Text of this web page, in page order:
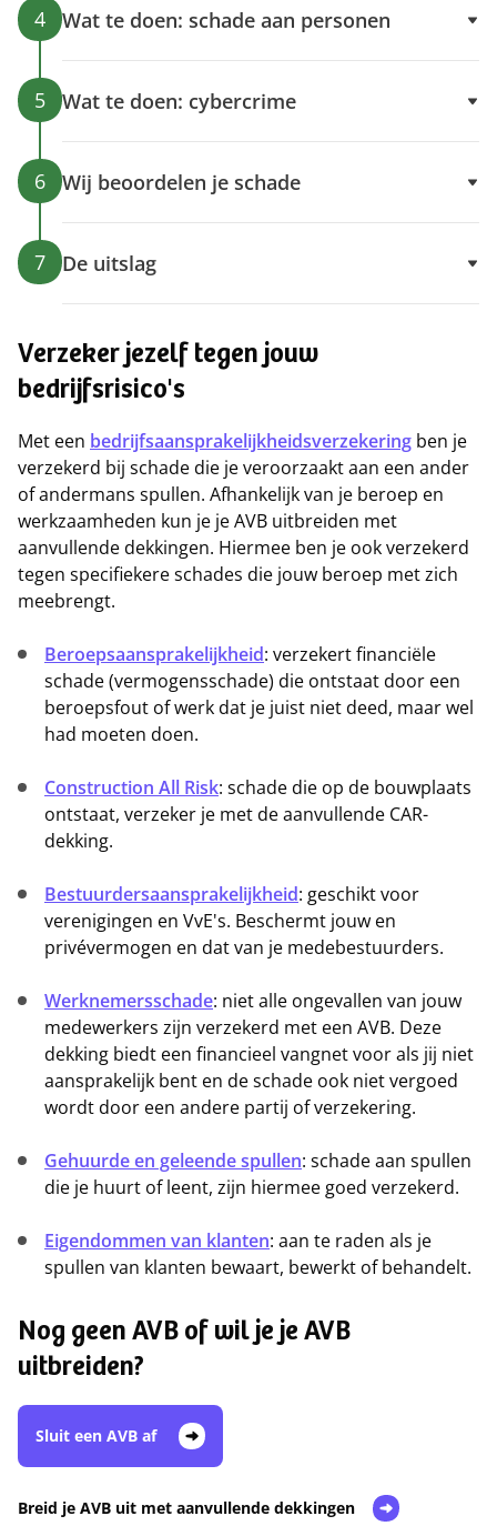
4 Wat te doen: schade aan personen
5 Wat te doen: cybercrime
6 Wij beoordelen je schade
7 De uitslag
Verzeker jezelf tegen jouw
bedrijfsrisico's
Met een bedrijfsaansprakelijkheidsverzekering ben je
verzekerd bij schade die je veroorzaakt aan een ander
of andermans spullen. Afhankelijk van je beroep en
werkzaamheden kun je je AVB uitbreiden met
aanvullende dekkingen. Hiermee ben je ook verzekerd
tegen specifiekere schades die jouw beroep met zich
meebrengt.
Beroepsaansprakelijkheid: verzekert financiële
schade (vermogensschade) die ontstaat door een
beroepsfout of werk dat je juist niet deed, maar wel
had moeten doen.
Construction All Risk: schade die op de bouwplaats
ontstaat, verzeker je met de aanvullende CAR-
dekking.
Bestuurdersaansprakelijkheid: geschikt voor
verenigingen en VvE's. Beschermt jouw en
privévermogen en dat van je medebestuurders.
Werknemersschade: niet alle ongevallen van jouw
medewerkers zijn verzekerd met een AVB. Deze
dekking biedt een financieel vangnet voor als jij niet
aansprakelijk bent en de schade ook niet vergoed
wordt door een andere partij of verzekering.
Gehuurde en geleende spullen: schade aan spullen
die je huurt of leent, zijn hiermee goed verzekerd.
Eigendommen van klanten: aan te raden als je
spullen van klanten bewaart, bewerkt of behandelt.
Nog geen AVB of wil je je AVB
uitbreiden?
Sluit een AVB af
Breid je AVB uit met aanvullende dekkingen